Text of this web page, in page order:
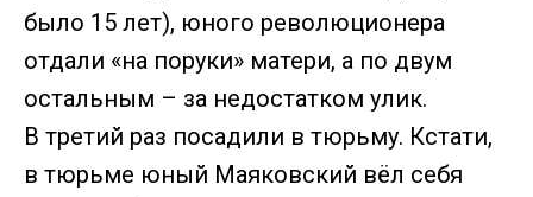
было 15 лет), юного революционера
отдали «на поруки» матери, а по двум
остальным – за недостатком улик.
В третий раз посадили в тюрьму. Кстати,
в тюрьме юный Маяковский вёл себя